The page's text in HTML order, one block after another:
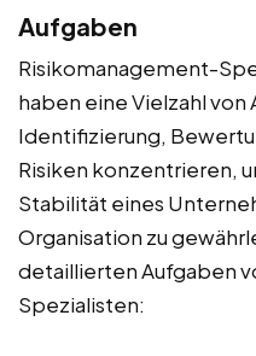
Aufgaben
Risikomanagement-
haben eine Vielzahl von
Identifizierung,
Risiken konzentrieren,
Stabilität eines
Organisation zu
detaillierten Aufgaben
Spezialisten: